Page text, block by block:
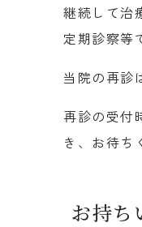
継続して治
定期診察等
当院の再診
再診の受付
き、お待ち
お持ち